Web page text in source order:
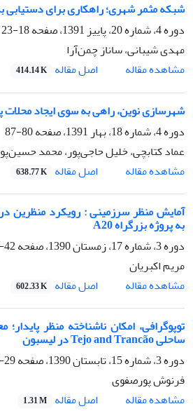
شبکه مثمر شهری؛ راهکاری برای دستیابی
دوره 4، شماره 20، پاییز 1391، صفحه
18-23
مهدی شیبانی، ساناز چمن‌آرا
مشاهده مقاله
اصل مقاله 414.14 K
شهرسازی نوین، راهی به سوی ایجاد محلات
دوره 4، شماره 18، بهار 1391، صفحه
80-87
عماد کتابچی، خلیل حاجی‌پور، محمد
مشاهده مقاله
اصل مقاله 638.77 K
آمایش منظر سرزمینی : رویکرد منظرین
به پروژه بزرگراه A20
دوره 3، شماره 17، زمستان 1390، صفحه
42-47
مریم اکبریان
مشاهده مقاله
اصل مقاله 602.33 K
توپوگرافی، امکان ناشناخته منظر
ساحلی Tejo and Trancão در لیسبون
دوره 3، شماره 15، تابستان 1390، صفحه
29-37
فرنوش پورصفوی
مشاهده مقاله
اصل مقاله 1.31 M